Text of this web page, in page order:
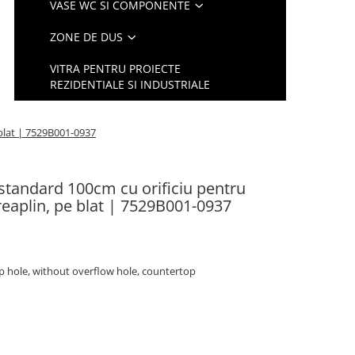
VASE WC SI COMPONENTE
ZONE DE DUS
VITRA PENTRU PROIECTE
REZIDENTIALE SI INDUSTRIALE
| 7529B001-0937
100cm cu orificiu pentru
pe blat | 7529B001-0937
hole, without overflow hole, countertop